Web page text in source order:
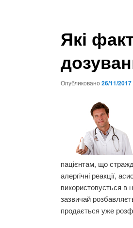
Які
Опубликовано 26/11/2017
пацієнтам, що
алергічні реакції,
використовується в
зазвичай
продається уже